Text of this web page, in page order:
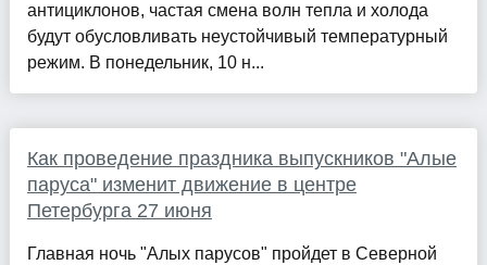
антициклонов, частая смена волн тепла и холода
будут обусловливать неустойчивый температурный
режим. В понедельник, 10 н...
Как проведение праздника выпускников "Алые
паруса" изменит движение в центре
Петербурга 27 июня
Главная ночь "Алых парусов" пройдет в Северной